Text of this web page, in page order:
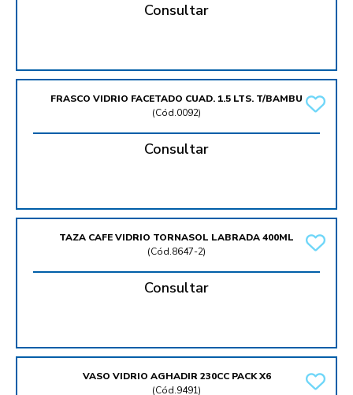
Consultar
FRASCO VIDRIO FACETADO CUAD. 1.5 LTS. T/BAMBU
(Cód.0092)
Consultar
TAZA CAFE VIDRIO TORNASOL LABRADA 400ML
(Cód.8647-2)
Consultar
VASO VIDRIO AGHADIR 230CC PACK X6
(Cód.9491)